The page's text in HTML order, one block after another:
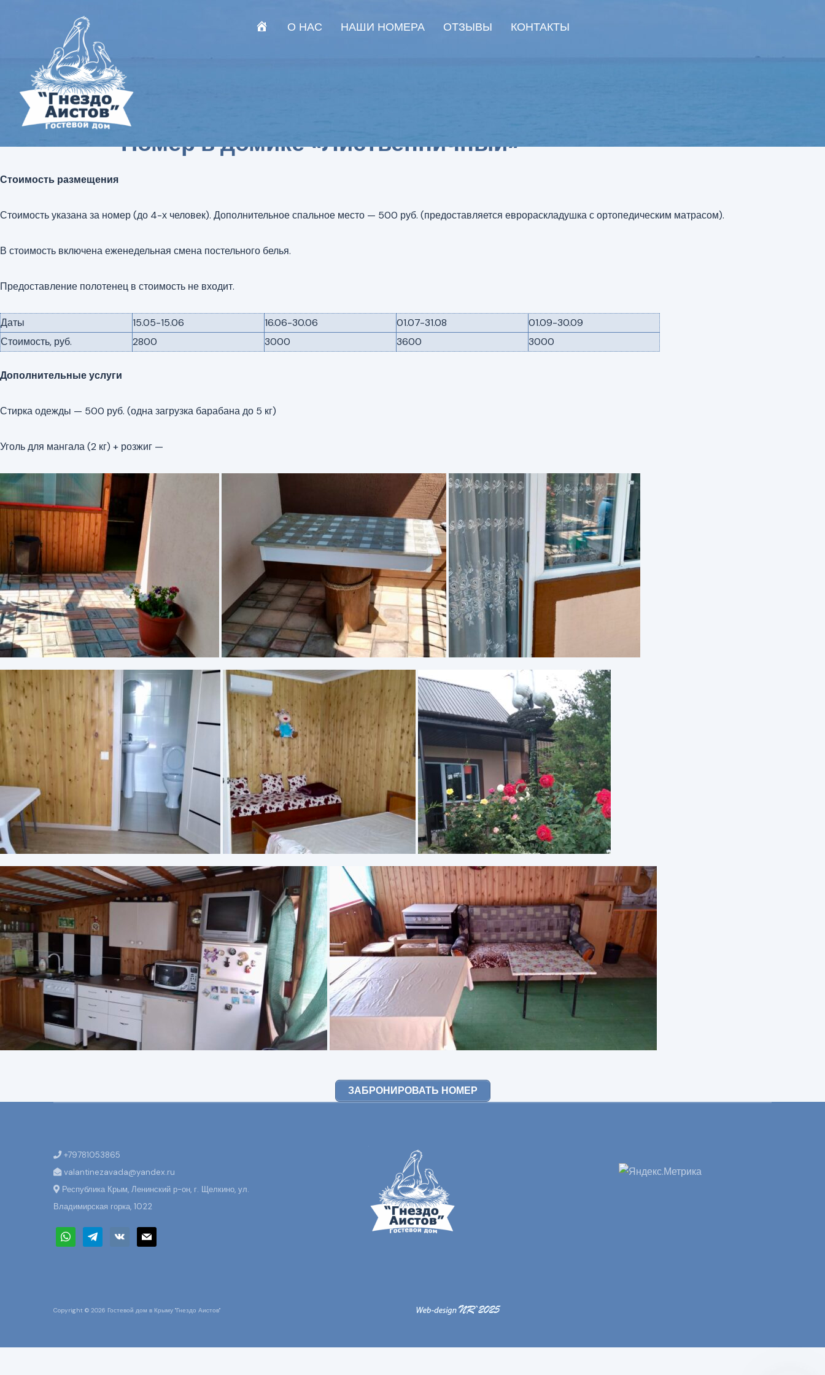
ГЛАВНАЯ
О НАС НАШИ НОМЕРА ОТЗЫВЫ КОНТАКТЫ
Номер в домике «Лиственничный»
Стоимость размещения
Стоимость указана за номер (до 4-х человек). Дополнительное спальное место — 500 руб. (предоставляется еврораскладушка с ортопедическим матрасом).
В стоимость включена еженедельная смена постельного белья.
Предоставление полотенец в стоимость не входит.
Даты 15.05-15.06 16.06-30.06 01.07-31.08
01.09-30.09
Стоимость, руб.
2800 3000 3600 3000
Дополнительные услуги
Стирка одежды — 500 руб. (одна загрузка барабана до 5 кг)
Уголь для мангала (2 кг) + розжиг —
ЗАБРОНИРОВАТЬ НОМЕР
+79781053865
valantinezavada@yandex.ru
Республика Крым, Ленинский р-он, г. Щелкино, ул.
Владимирская горка, 1022
whatsapptelegramvkontakte
mail
Copyright © 2026 Гостевой дом в Крыму "Гнездо Аиcтов"